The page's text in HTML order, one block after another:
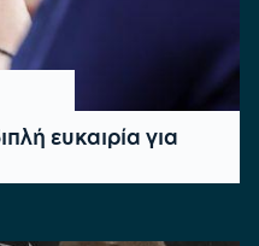
ευκαιρία για